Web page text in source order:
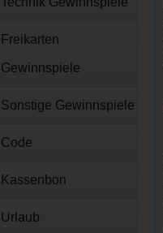
Freikarten
Gewinnspiele
Sonstige Gewinnspiele
Code
Kassenbon
Urlaub